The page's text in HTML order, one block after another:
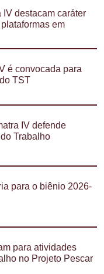
IV destacam caráter
em
é convocada para
TST
IV defende
Trabalho
para o biênio 2026-
para atividades
no Projeto Pescar